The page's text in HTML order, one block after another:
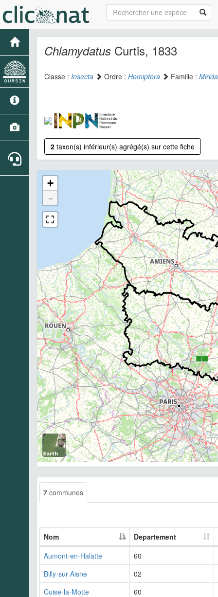
Chlamydatus Curtis, 1833
Classe : Insecta Ordre : Hemiptera Famille :
2 taxon(s) inférieur(s) agrégé(s) sur cette fiche
+
-
7 communes
Nom
Departement
Aumont-en-Halatte
60
Billy-sur-Aisne
02
Cuise-la-Motte
60